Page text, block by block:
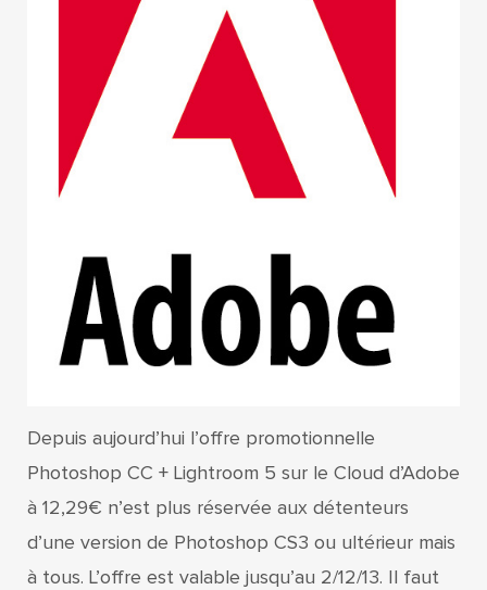
Depuis aujourd’hui l’offre promotionnelle
Photoshop CC + Lightroom 5 sur le Cloud d’Adobe
à 12,29€ n’est plus réservée aux détenteurs
d’une version de Photoshop CS3 ou ultérieur mais
à tous. L’offre est valable jusqu’au 2/12/13. Il faut